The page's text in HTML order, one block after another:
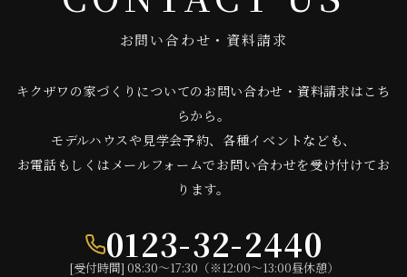
お問い合わせ・資料請求
キクザワの家づくりについてのお問い合わせ・資料請求はこち
らから。
モデルハウスや見学会予約、各種イベントなども、
お電話もしくはメールフォームでお問い合わせを受け付けてお
ります。
0123-32-2440
[受付時間] 08:30〜17:30（※12:00〜13:00昼休憩）